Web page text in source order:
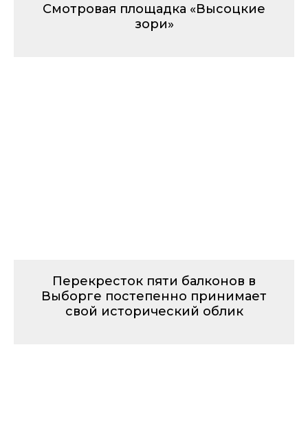
Смотровая площадка «Высоцкие
зори»
Перекресток пяти балконов в
Выборге постепенно принимает
свой исторический облик